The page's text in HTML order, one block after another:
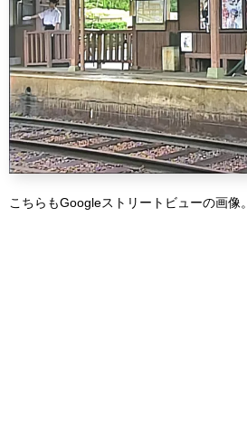
こちらもGoogleストリートビューの画像。